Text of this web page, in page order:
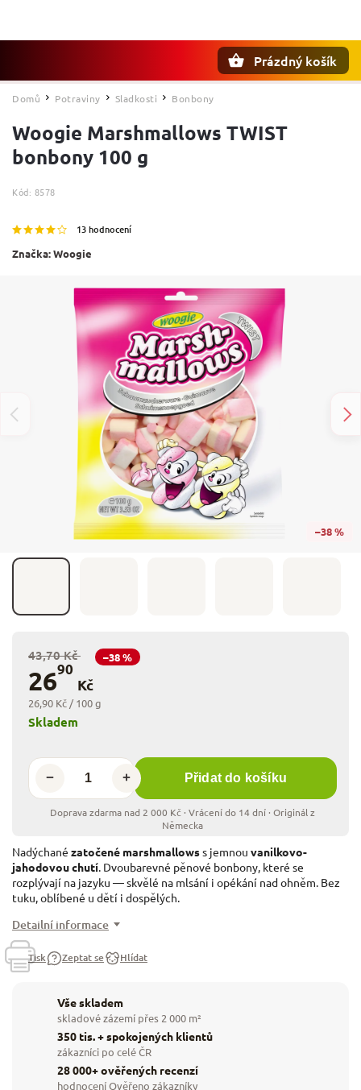
Prázdný košík
Domů / Potraviny / Sladkosti / Bonbony
Woogie Marshmallows TWIST
bonbony 100 g
Kód: 8578
13 hodnocení
Značka:Woogie
–38 %
43,70 Kč –38 %
2690
Kč
26,90 Kč / 100 g
+
− Přidat do košíku
Skladem
Nadýchané zatočené marshmallowss jemnou vanilkovo-
jahodovou chutí. Dvoubarevné pěnové bonbony, které se
rozplývají na jazyku — skvělé na mlsání i opékání nad ohněm. Bez
tuku, oblíbené u dětí i dospělých.
Detailní informace
Tisk Zeptat se Hlídat
Vše skladem
skladové zázemí přes 2 000 m²
350 tis. + spokojených klientů
zákazníci po celé ČR
28 000+ ověřených recenzí
hodnocení Ověřeno zákazníky